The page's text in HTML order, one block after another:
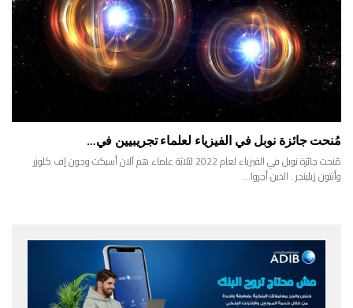
مُنحت جائزة نوبل في الفيزياء لعلماء تجريبيين في…
مُنحت جائزة نوبل في الفيزياء لعام 2022 لثلاثة علماء هم آلان أسبكت وجون إف كلوزر
وأنتون زيلينجر . الذين أجروا…